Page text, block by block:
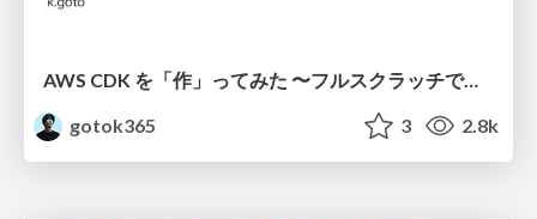
AWS CDK を「作」ってみた 〜フルスクラッチで見えた CDK の裏側〜 / aws-cdk-from-scratch
gotok365
3 2.8k